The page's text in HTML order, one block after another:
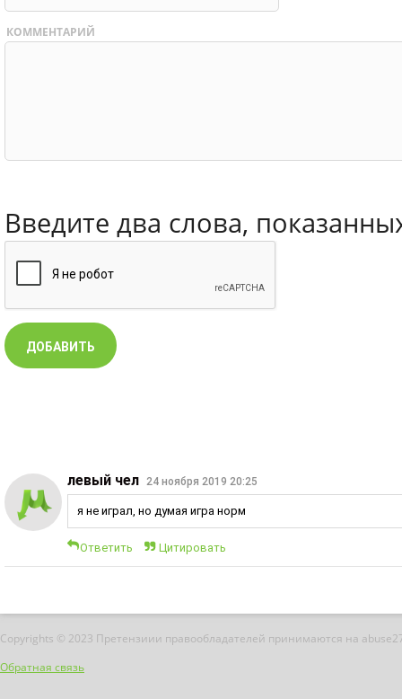
КОММЕНТАРИЙ
Введите два слова,
левый чел 24 ноября 2019 20:25
я не играл, но думая игра норм
Ответить Цитировать
Copyrights © 2023 Претензиии правообладателей принимаются на
Обратная связь